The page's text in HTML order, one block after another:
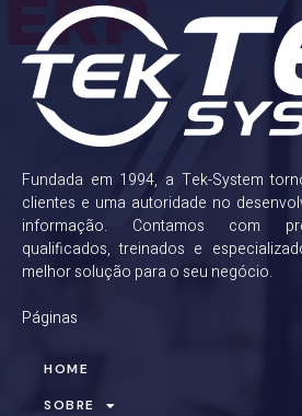
Fundada em 1994, a Tek-System
clientes e uma autoridade no
informação. Contamos com
qualificados, treinados e
melhor solução para o seu negócio.
Páginas
HOME
SOBRE